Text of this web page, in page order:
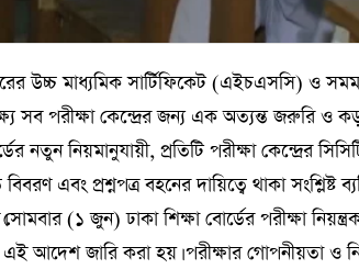
উচ্চ মাধ্যমিক সার্টিফিকেট (এইচএসসি) ও
সব পরীক্ষা কেন্দ্রের জন্য এক অত্যন্ত জরুরি ও
নতুন নিয়মানুযায়ী, প্রতিটি পরীক্ষা কেন্দ্রের
এবং প্রশ্নপত্র বহনের দায়িত্বে থাকা
(১ জুন) ঢাকা শিক্ষা বোর্ডের পরীক্ষা
এই আদেশ জারি করা হয়। পরীক্ষার গোপনীয়তা ও